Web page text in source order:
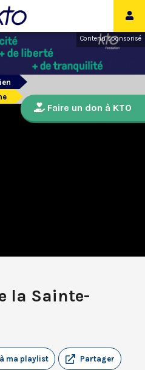
Contenu sponsorisé
la Sainte-
Partager
ma playlist
Faire un don à KTO